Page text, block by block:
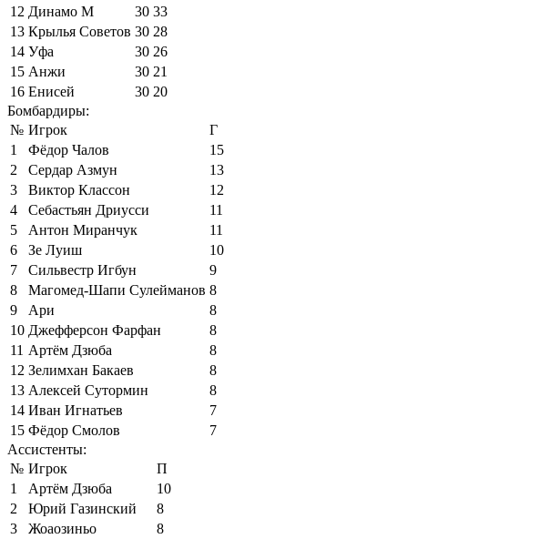
12 Динамо М 30 33
13 Крылья Советов 30 28
14 Уфа 30 26
15 Анжи 30 21
16 Енисей 30 20
Бомбардиры:
№ Игрок
Г
1
Фёдор Чалов
15
2
Сердар Азмун
13
3
Виктор Классон
12
4
Себастьян Дриусси
11
5
Антон Миранчук
11
6
Зе Луиш
10
7
Сильвестр Игбун
9
8
Магомед-Шапи Сулейманов 8
9
Ари
8
10 Джефферсон Фарфан
8
11 Артём Дзюба
8
12 Зелимхан Бакаев
8
13 Алексей Сутормин
8
14 Иван Игнатьев
7
15 Фёдор Смолов
7
Ассистенты:
№ Игрок
П
1
Артём Дзюба
10
2
Юрий Газинский
8
3
Жоаозиньо
8